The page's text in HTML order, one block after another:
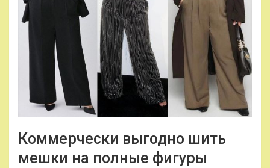
Коммерчески выгодно шить
мешки на полные фигуры